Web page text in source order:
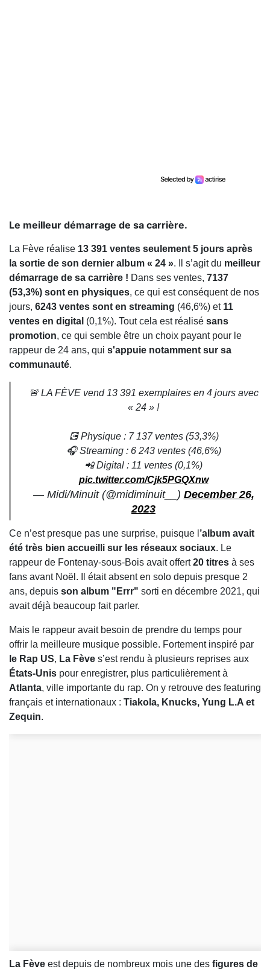
Le meilleur démarrage de sa carrière.
La Fève réalise 13 391 ventes seulement 5 jours après
la sortie de son dernier album « 24 ». Il s’agit du meilleur
démarrage de sa carrière ! Dans ses ventes, 7137
(53,3%) sont en physiques, ce qui est conséquent de nos
jours, 6243 ventes sont en streaming (46,6%) et 11
ventes en digital (0,1%). Tout cela est réalisé sans
promotion, ce qui semble être un choix payant pour le
rappeur de 24 ans, qui s'appuie notamment sur sa
communauté.
🚨 LA FÈVE vend 13 391 exemplaires en 4 jours avec
« 24 » !
💽 Physique : 7 137 ventes (53,3%)
🎧 Streaming : 6 243 ventes (46,6%)
📲 Digital : 11 ventes (0,1%)
pic.twitter.com/Cjk5PGQXnw
— Midi/Minuit (@midiminuit__) December 26,
2023
Ce n’est presque pas une surprise, puisque l ’album avait
été très bien accueilli sur les réseaux sociaux. Le
rappeur de Fontenay-sous-Bois avait offert20 titres à ses
fans avant Noël. Il était absent en solo depuis presque 2
ans, depuis son album "Errr" sorti en décembre 2021, qui
avait déjà beaucoup fait parler.
Mais le rappeur avait besoin de prendre du temps pour
offrir la meilleure musique possible. Fortement inspiré par
le Rap US, La Fève s’est rendu à plusieurs reprises aux
États-Unis pour enregistrer, plus particulièrement à
Atlanta, ville importante du rap. On y retrouve des featuring
français et internationaux : Tiakola, Knucks, Yung L.A et
Zequin.
La Fève est depuis de nombreux mois une des figures de